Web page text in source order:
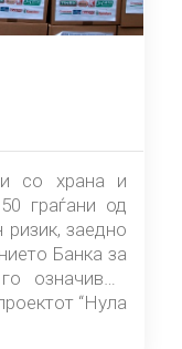
со храна и
граѓани од
ризик, заедно
Банка за
означивме
“Нула